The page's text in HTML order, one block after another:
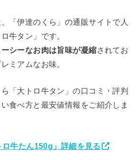
「伊達のくら」の通販サイトで人
牛タン」です。
シーなお肉は旨味が凝縮されてお
ミアムなお味。
「大トロ牛タン」の口コミ・評判
食べ方と最安値情報をご紹介しま
牛たん150g」詳細を見る